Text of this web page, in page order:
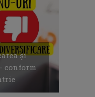
și
conform